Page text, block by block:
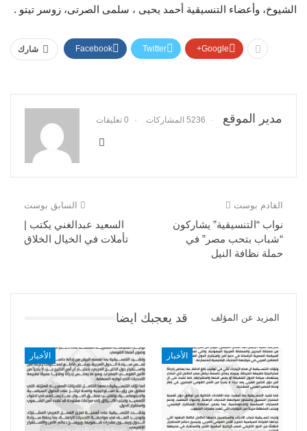
الشيوخ، وأعضاء التنسيقية أحمد يحيى ، سلمى الصرتى، زوسر تيتو .
شارك Facebook Twitter Google+
مدير الموقع 5236 المشاركات 0 تعليقات
السابق بوست
السعيد عبدالغني يكتب |
تأملات في الخيال الخلاق
القادم بوست
نواب “التنسيقية” يشاركون
“شباب بتحب مصر” في
حملة نظافة النيل
قد يعجبك ايضا المزيد عن المؤلف
الأخبار الأخبار